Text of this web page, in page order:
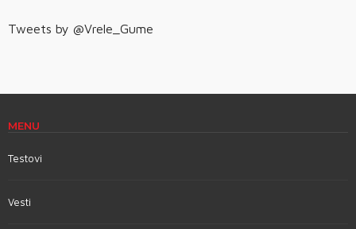
Tweets by @Vrele_Gume
MENU
Testovi
Vesti